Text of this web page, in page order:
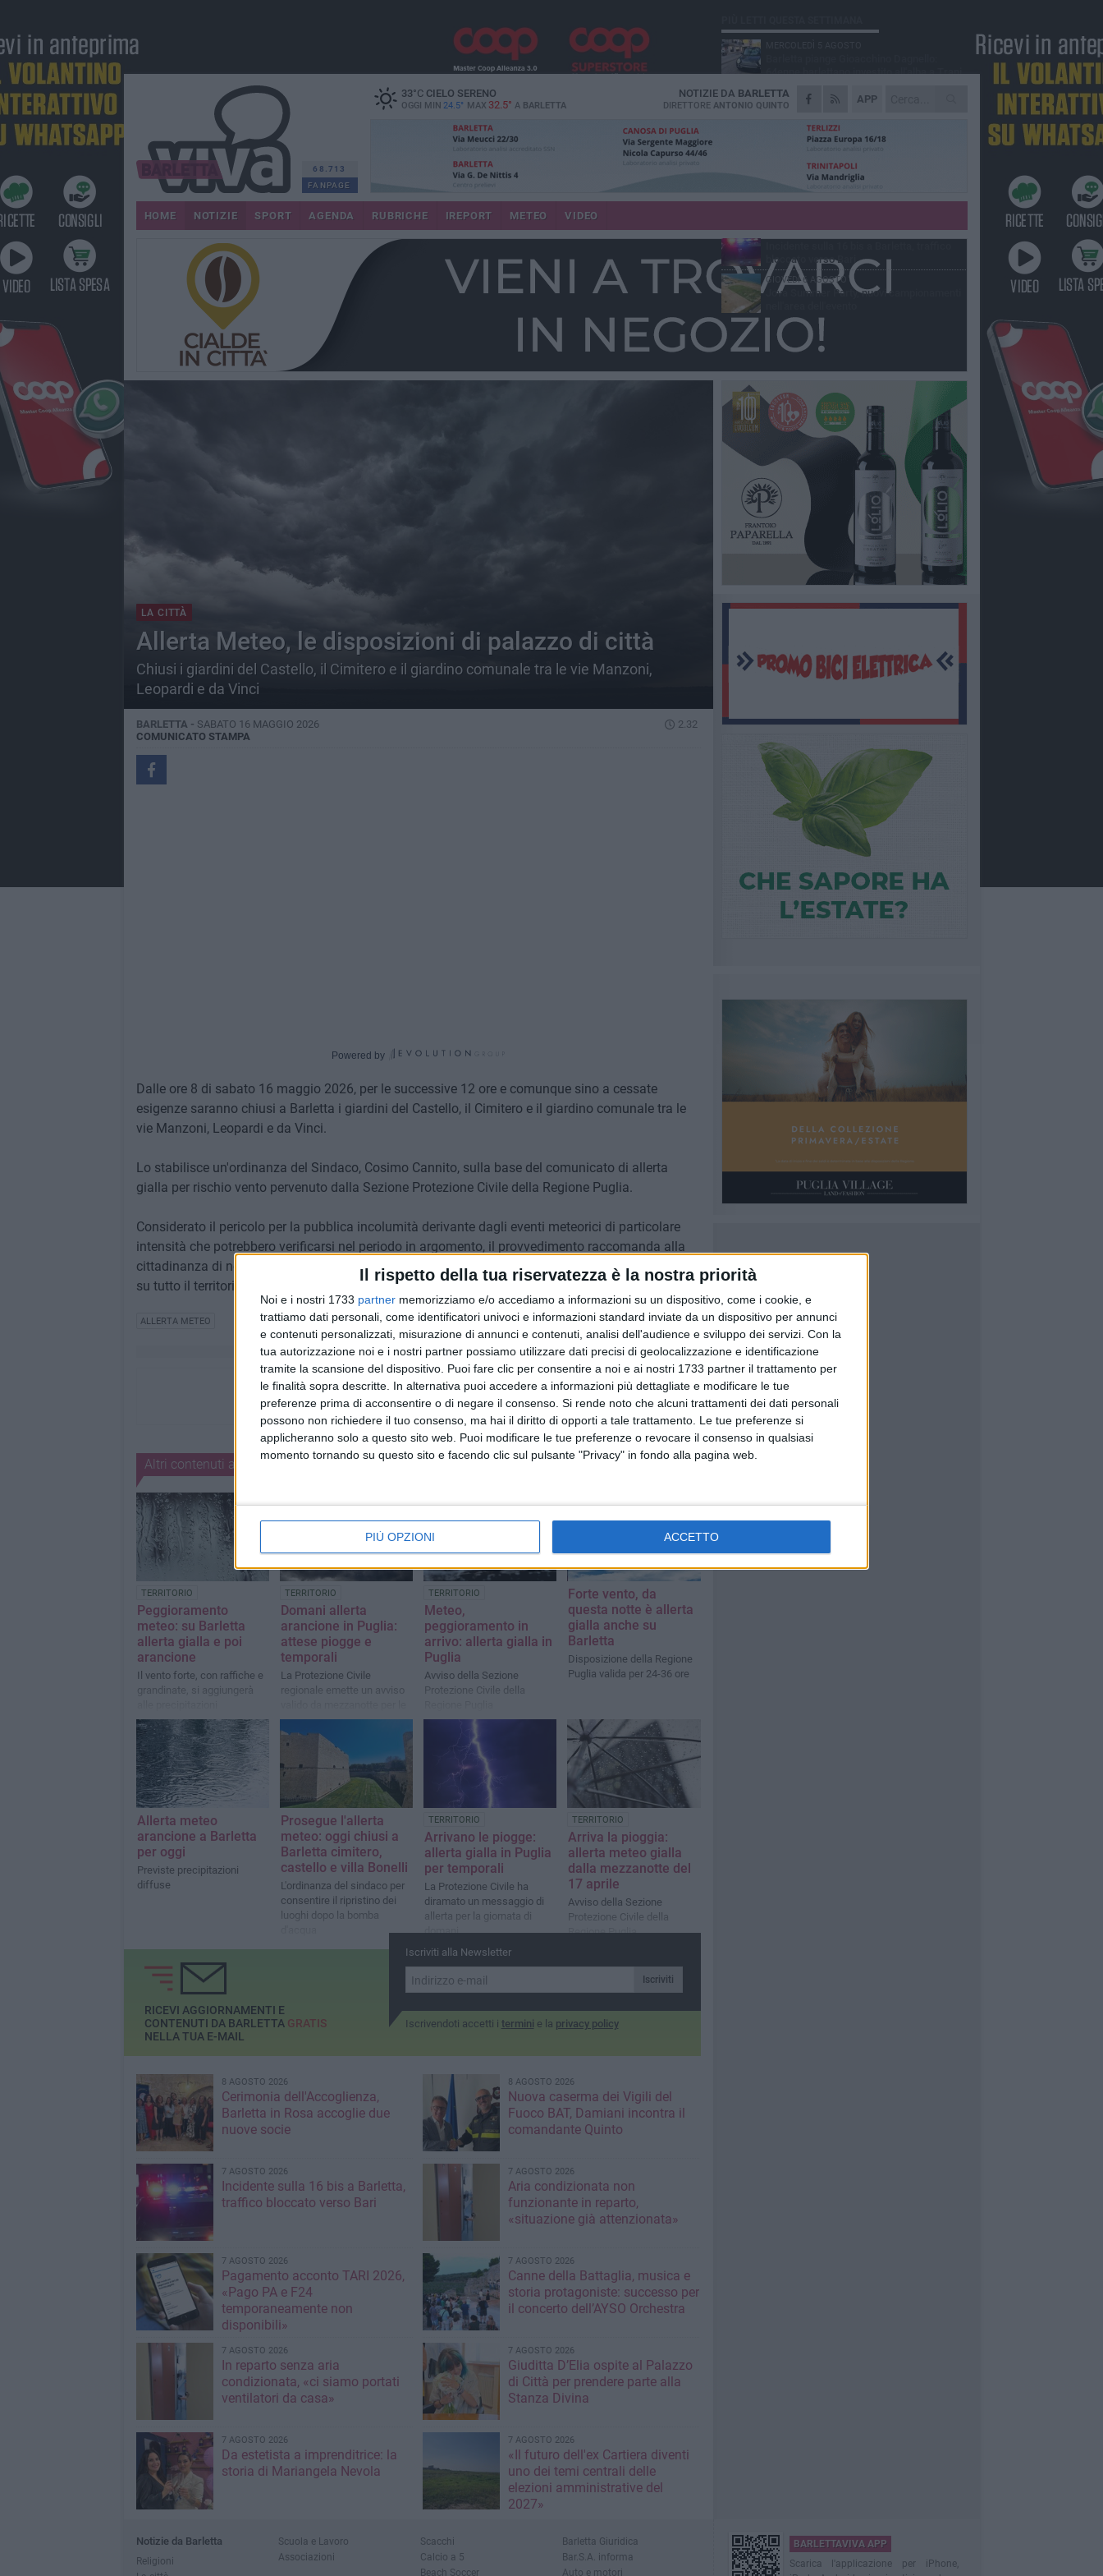
Il rispetto della tua riservatezza è la nostra priorità
Noi e i nostri 1733 partner memorizziamo e/o accediamo a informazioni su un dispositivo, come i cookie, e
trattiamo dati personali, come identificatori univoci e informazioni standard inviate da un dispositivo per annunci
e contenuti personalizzati, misurazione di annunci e contenuti, analisi dell'audience e sviluppo dei servizi. Con la
tua autorizzazione noi e i nostri partner possiamo utilizzare dati precisi di geolocalizzazione e identificazione
tramite la scansione del dispositivo. Puoi fare clic per consentire a noi e ai nostri 1733 partner il trattamento per
le finalità sopra descritte. In alternativa puoi accedere a informazioni più dettagliate e modificare le tue
preferenze prima di acconsentire o di negare il consenso. Si rende noto che alcuni trattamenti dei dati personali
possono non richiedere il tuo consenso, ma hai il diritto di opporti a tale trattamento. Le tue preferenze si
applicheranno solo a questo sito web. Puoi modificare le tue preferenze o revocare il consenso in qualsiasi
momento tornando su questo sito e facendo clic sul pulsante "Privacy" in fondo alla pagina web.
PIÙ OPZIONI ACCETTO
68.713
FANPAGE
33°CCIELO SERENO
OGGI MIN 24.5° MAX 32.5° A BARLETTA
APP
NOTIZIE DA BARLETTA
DIRETTORE ANTONIO QUINTO
HOME NOTIZIE SPORT AGENDA RUBRICHE IREPORT METEO VIDEO
LA CITTÀ
Allerta Meteo, le disposizioni di palazzo di città
Chiusi i giardini del Castello, il Cimitero e il giardino comunale tra le vie Manzoni,
Leopardi e da Vinci
BARLETTA - SABATO 16 MAGGIO 2026
2.32
COMUNICATO STAMPA
Powered by
Dalle ore 8 di sabato 16 maggio 2026, per le successive 12 ore e comunque sino a cessate
esigenze saranno chiusi a Barletta i giardini del Castello, il Cimitero e il giardino comunale tra le
vie Manzoni, Leopardi e da Vinci.
Lo stabilisce un'ordinanza del Sindaco, Cosimo Cannito, sulla base del comunicato di allerta
gialla per rischio vento pervenuto dalla Sezione Protezione Civile della Regione Puglia.
Considerato il pericolo per la pubblica incolumità derivante dagli eventi meteorici di particolare
intensità che potrebbero verificarsi nel periodo in argomento, il provvedimento raccomanda alla
cittadinanza di non frequentare le strade alberate e ogni altra area verde liberamente accessibile
su tutto il territorio comunale.
ALLERTA METEO
Altri contenuti a tema
TERRITORIO
Peggioramento
meteo: su Barletta
allerta gialla e poi
arancione
Il vento forte, con raffiche e
grandinate, si aggiungerà
TERRITORIO
Domani allerta
arancione in Puglia:
attese piogge e
temporali
La Protezione Civile
regionale emette un avviso
successive 20 ore
TERRITORIO
Meteo,
peggioramento in
arrivo: allerta gialla in
Puglia
Avviso della Sezione
Protezione Civile della
Forte vento, da
questa notte è allerta
gialla anche su
Barletta
Disposizione della Regione
Puglia valida per 24-36 ore
Allerta meteo
arancione a Barletta
per oggi
Previste precipitazioni
diffuse
Prosegue l'allerta
meteo: oggi chiusi a
Barletta cimitero,
castello e villa Bonelli
L'ordinanza del sindaco per
consentire il ripristino dei
luoghi dopo la bomba
TERRITORIO
Arrivano le piogge:
allerta gialla in Puglia
per temporali
La Protezione Civile ha
diramato un messaggio di
allerta per la giornata di
domani
TERRITORIO
Arriva la pioggia:
allerta meteo gialla
dalla mezzanotte del
17 aprile
Avviso della Sezione
Protezione Civile della
Regione Puglia
Iscriviti alla Newsletter
Iscriviti
Iscrivendoti accetti i termini e la privacy policy
RICEVI AGGIORNAMENTI E
CONTENUTI DA BARLETTA GRATIS
NELLA TUA E-MAIL
8 AGOSTO 2026
Cerimonia dell'Accoglienza,
Barletta in Rosa accoglie due
nuove socie
8 AGOSTO 2026
Nuova caserma dei Vigili del
Fuoco BAT, Damiani incontra il
comandante Quinto
7 AGOSTO 2026
Incidente sulla 16 bis a Barletta,
traffico bloccato verso Bari
7 AGOSTO 2026
Aria condizionata non
funzionante in reparto,
«situazione già attenzionata»
7 AGOSTO 2026
Pagamento acconto TARI 2026,
«Pago PA e F24
temporaneamente non
disponibili»
7 AGOSTO 2026
Canne della Battaglia, musica e
storia protagoniste: successo per
il concerto dell’AYSO Orchestra
7 AGOSTO 2026
In reparto senza aria
condizionata, «ci siamo portati
ventilatori da casa»
7 AGOSTO 2026
Giuditta D’Elia ospite al Palazzo
di Città per prendere parte alla
Stanza Divina
7 AGOSTO 2026
Da estetista a imprenditrice: la
storia di Mariangela Nevola
7 AGOSTO 2026
«Il futuro dell'ex Cartiera diventi
uno dei temi centrali delle
elezioni amministrative del
2027»
64enne barlettano investito all'alba a Trani
GIOVEDÌ 6 AGOSTO
Il ricordo di "Cecco", il benzinaio col
separavano dalla pensione»
MERCOLEDÌ 5 AGOSTO
sopralluogo nell'area dell'evento
DOMENICA 2 AGOSTO
Beni confiscati alla mafia. Nasce il servizio
VENERDÌ 7 AGOSTO
bloccato verso Bari
GIOVEDÌ 6 AGOSTO
Jova Summer Party, nuovi campionamenti
Notizie da Barletta
Religioni
Scuola e Lavoro
Associazioni
Scacchi
Calcio a 5
Beach Soccer
Barletta Giuridica
Bar.S.A. informa
Auto e motori
BARLETTAVIVA APP
Scarica l'applicazione per iPhone,